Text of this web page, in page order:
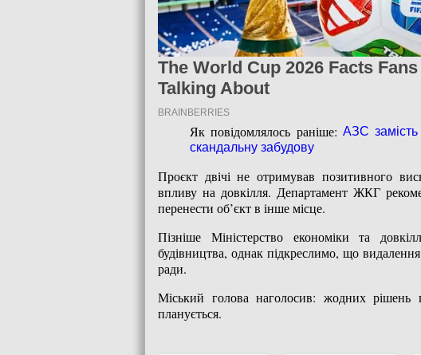
Як повідомлялось раніше: АЗС
скандальну забудову
Проєкт двічі не отримував позитивного
впливу на довкілля. Департамент ЖКГ
перенести об’єкт в інше місце.
Пізніше Міністерство економіки та
будівництва, однак підкреслимо, що
ради.
Міський голова наголосив: жодних
планується.